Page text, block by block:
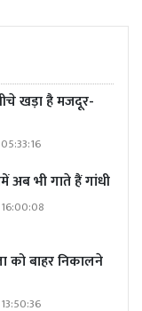
खड़ा है मजदूर-
भी गाते हैं गांधी
को बाहर निकालने